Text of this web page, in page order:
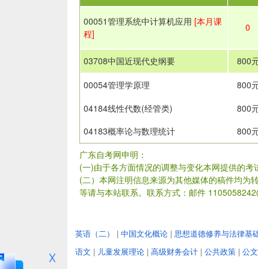
00051管理系统中计算机应用 [本月课
程]
0
03708中国近现代史纲要 800
00054管理学原理 800
04184线性代数(经管类) 800
04183概率论与数理统计 800
广东自考网申明：
(一)由于各方面情况的调整与变化本网提供的考
(二）本网注明信息来源为其他媒体的稿件均为
等请与本站联系。联系方式：邮件
英语（二） | 中国文化概论 | 思想道德修养与法律基
语文 | 儿童发展理论 | 高级财务会计 | 公共政策 | 公